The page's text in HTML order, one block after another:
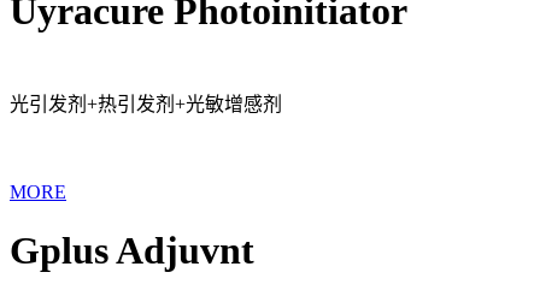
Uyracure Photoinitiator
光引发剂+热引发剂+光敏增感剂
MORE
Gplus Adjuvnt